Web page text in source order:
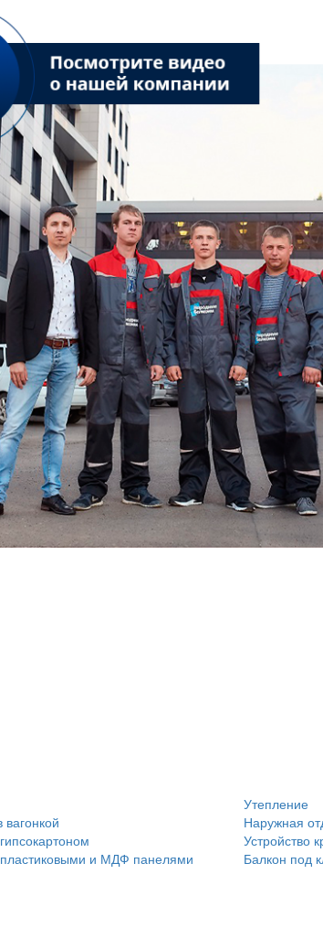
и МДФ панелями
Утепление
Наружная
Устройство
Балкон под